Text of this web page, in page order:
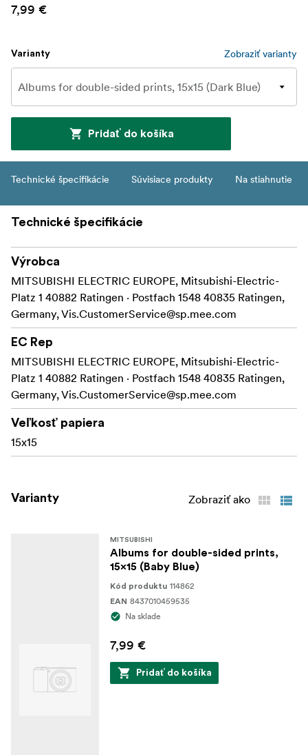
7,99 €
Varianty Zobraziť varianty
Pridať do košíka
Technické špecifikácie Súvisiace produkty Na stiahnutie
Technické špecifikácie
Výrobca
MITSUBISHI ELECTRIC EUROPE, Mitsubishi-Electric-
Platz 1 40882 Ratingen · Postfach 1548 40835 Ratingen,
Germany, Vis.CustomerService@sp.mee.com
EC Rep
MITSUBISHI ELECTRIC EUROPE, Mitsubishi-Electric-
Platz 1 40882 Ratingen · Postfach 1548 40835 Ratingen,
Germany, Vis.CustomerService@sp.mee.com
Veľkosť papiera
15x15
Varianty Zobraziť ako
MITSUBISHI
Albums for double-sided prints,
15x15 (Baby Blue)
Kód produktu 114862
EAN 8437010459535
Na sklade
7,99 €
Pridať do košíka